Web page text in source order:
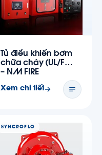
Tủ điều khiển bơm
chữa cháy (UL/FM)
– NM FIRE
Xem chi tiết
SYNCROFLO